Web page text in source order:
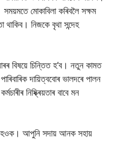
মোকাবিলা কৰিবলৈ সক্ষম
নিজকে বৃথা সন্দেহ
বিষয়ে চিন্তিত হ’ব। নতুন কামত
দায়িত্ববোৰ ভালদৰে পালন
নিষ্ক্ৰিয়তাৰ বাবে মন
আপুনি সদায় আনক সহায়